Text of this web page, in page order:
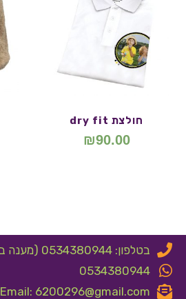
חולצת dry fit
₪90.00
בטלפון: 0534380944 (מענה בשעות הבוקר בלבד)
0534380944
Email: 6200296@gmail.com